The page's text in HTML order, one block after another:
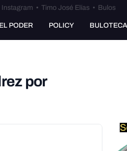
• Timo José Elías• Bulos
PODER POLICY BULOTECA
por